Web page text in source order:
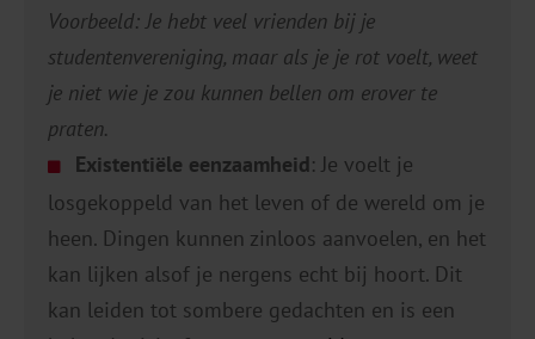
Voorbeeld: Je hebt veel vrienden bij je
studentenvereniging, maar als je je rot voelt, weet
je niet wie je zou kunnen bellen om erover te
praten.
Existentiële eenzaamheid: Je voelt je
losgekoppeld van het leven of de wereld om je
heen. Dingen kunnen zinloos aanvoelen, en het
kan lijken alsof je nergens echt bij hoort. Dit
kan leiden tot sombere gedachten en is een